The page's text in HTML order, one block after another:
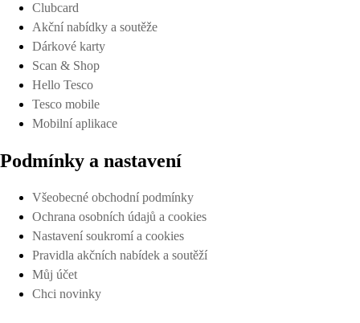
Clubcard
Akční nabídky a soutěže
Dárkové karty
Scan & Shop
Hello Tesco
Tesco mobile
Mobilní aplikace
Podmínky a nastavení
Všeobecné obchodní podmínky
Ochrana osobních údajů a cookies
Nastavení soukromí a cookies
Pravidla akčních nabídek a soutěží
Můj účet
Chci novinky